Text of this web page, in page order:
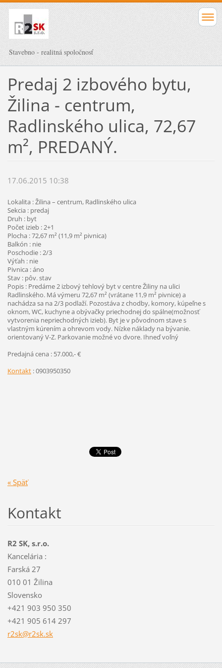
Stavebno - realitná spoločnosť
Predaj 2 izbového bytu,
Žilina - centrum,
Radlinského ulica, 72,67
m², PREDANÝ.
17.06.2015 10:38
Lokalita : Žilina – centrum, Radlinského ulica
Sekcia : predaj
Druh : byt
Počet izieb : 2+1
Plocha : 72,67 m² (11,9 m² pivnica)
Balkón : nie
Poschodie : 2/3
Výťah : nie
Pivnica : áno
Stav : pôv. stav
Popis : Predáme 2 izbový tehlový byt v centre Žiliny na ulici
Radlinského. Má výmeru 72,67 m² (vrátane 11,9 m² pivnice) a
nachádza sa na 2/3 podlaží. Pozostáva z chodby, komory, kúpeľne s
oknom, WC, kuchyne a obývačky priechodnej do spálne(možnosť
vytvorenia nepriechodných izieb). Byt je v pôvodnom stave s
vlastným kúrením a ohrevom vody. Nízke náklady na bývanie.
orientovaný V-Z. Parkovanie možné vo dvore. Ihneď voľný
Predajná cena : 57.000,- €
Kontakt: 0903950350
« Späť
Kontakt
R2 SK, s.r.o.
Kancelária :
Farská 27
010 01 Žilina
Slovensko
+421 903 950 350
+421 905 614 297
r2sk@r2sk.sk